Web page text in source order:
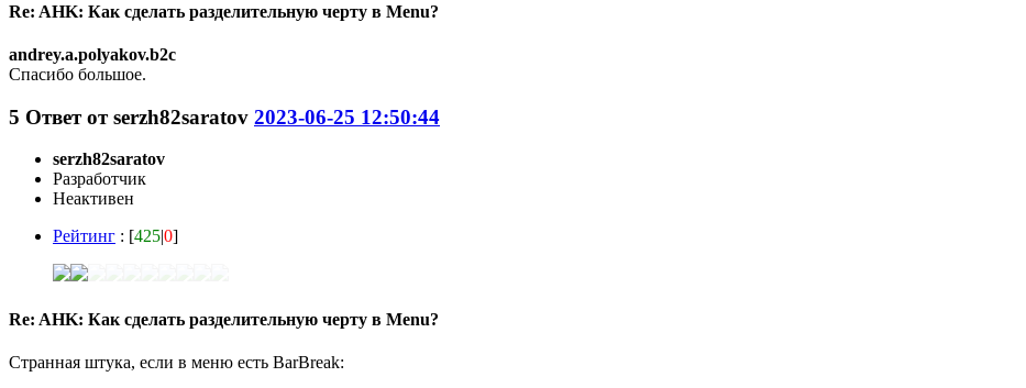
Re: AHK: Как сделать разделительную черту в Menu?
andrey.a.polyakov.b2c
Спасибо большое.
5 Ответ отserzh82saratov 2023-06-25 12:50:44
serzh82saratov
Разработчик
Неактивен
Рейтинг : [425|0]
Re: AHK: Как сделать разделительную черту в Menu?
Странная штука, если в меню есть BarBreak: